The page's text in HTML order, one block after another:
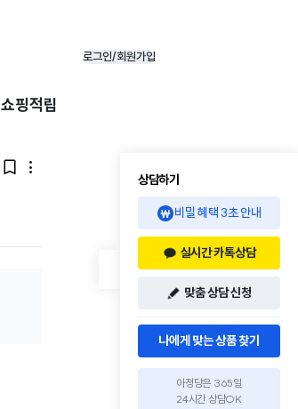
로그인/회원가입
쇼핑적립
  상담하기
비밀 혜택 3초 안내
실시간 카톡상담
맞춤 상담 신청
나에게 맞는 상품 찾기
아정당은 365일
24시간 상담OK